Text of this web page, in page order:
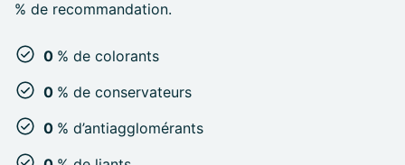
% de recommandation.
0 % de colorants
0 % de conservateurs
0 % d’antiagglomérants